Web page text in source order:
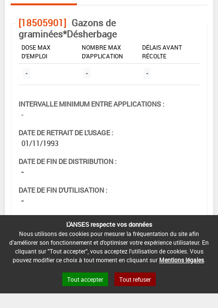
[18505901] Gazons de
graminées*Désherbage
DOSE MAX
D'EMPLOI
NOMBRE MAX
D'APPLICATION
DÉLAIS AVANT
RÉCOLTE
- - -
INTERVALLE MINIMUM ENTRE APPLICATIONS :
-
DATE DE RETRAIT DE L'USAGE :
01/11/1993
DATE DE FIN DE DISTRIBUTION :
-
DATE DE FIN D'UTILISATION :
-
L'ANSES respecte vos données
Nous utilisons des cookies pour mesurer la fréquentation du site afin
d'améliorer son fonctionnement et d'optimiser votre expérience utilisateur. En
cliquant sur "Tout accepter", vous acceptez l'utilisation de cookies. Vous
pouvez modifier ce choix à tout moment en cliquant sur Mentions légales
Tout accepter Tout refuser